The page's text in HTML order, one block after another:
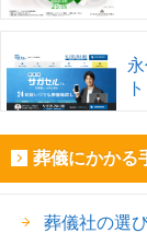
葬儀にかかる
葬儀社の選